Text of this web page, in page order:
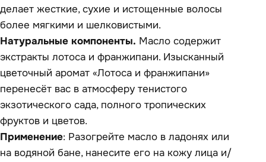
делает жесткие, сухие и истощенные волосы
более мягкими и шелковистыми.
Натуральные компоненты. Масло содержит
экстракты лотоса и франжипани. Изысканный
цветочный аромат «Лотоса и франжипани»
перенесёт вас в атмосферу тенистого
экзотического сада, полного тропических
фруктов и цветов.
Применение: Разогрейте масло в ладонях или
на водяной бане, нанесите его на кожу лица и/